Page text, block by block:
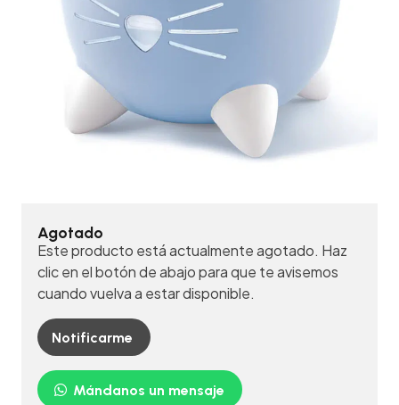
Agotado
Este producto está actualmente agotado. Haz
clic en el botón de abajo para que te avisemos
cuando vuelva a estar disponible.
Notificarme
Mándanos un mensaje